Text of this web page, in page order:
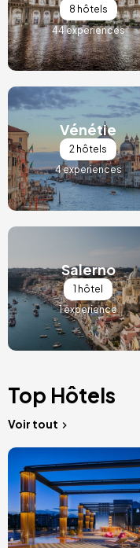
8 hôtels
44 experiences
Image
Vénétie
2 hôtels
4 experiences
Salerno
1 hôtel
1 experience
Top Hôtels
Voir tout
Image